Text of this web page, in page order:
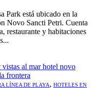
Park está ubicado en la
Novo Sancti Petri. Cuenta
restaurante y habitaciones
LÍNEA DE PLAYA, HOTELES EN